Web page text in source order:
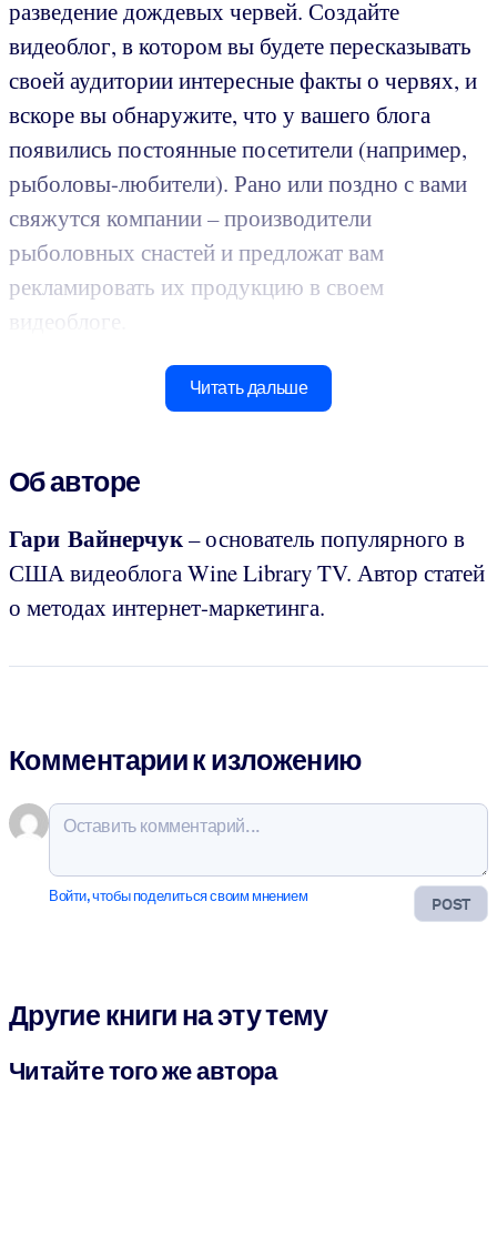
разведение дождевых червей. Создайте
видеоблог, в котором вы будете пересказывать
своей аудитории интересные факты о червях, и
вскоре вы обнаружите, что у вашего блога
появились постоянные посетители (например,
рыболовы-любители). Рано или поздно с вами
свяжутся компании – производители
рыболовных снастей и предложат вам
рекламировать их продукцию в своем
видеоблоге.
Читать дальше
Об авторе
Гари Вайнерчук– основатель популярного в
США видеоблога Wine Library TV. Автор статей
о методах интернет-маркетинга.
Комментарии к изложению
POST
Войти, чтобы поделиться своим мнением
Другие книги на эту тему
Читайте того же автора